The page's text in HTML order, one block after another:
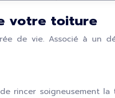
votre toiture
de vie. Associé à un
rincer soigneusement